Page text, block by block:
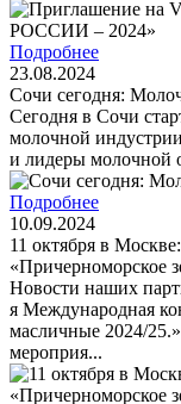
Подробнее
23.08.2024
Сочи сегодня:
Сегодня в Сочи
молочной
и лидеры молочной
Подробнее
10.09.2024
11 октября в
«Причерноморское
Новости наших
я Международная
масличные 2024/
мероприя...